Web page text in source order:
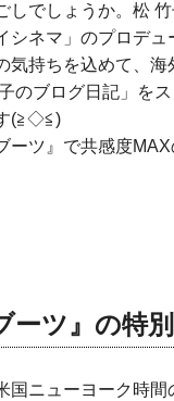
しでしょうか。松 竹
シネマ」のプロデ
気持ちを込めて、
のブログ日記」を
(≧◇≦)
ーツ』で共感度
ーツ』の特
国ニューヨーク時